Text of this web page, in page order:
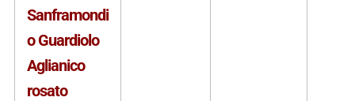
Sanframondi
o Guardiolo
Aglianico
rosato